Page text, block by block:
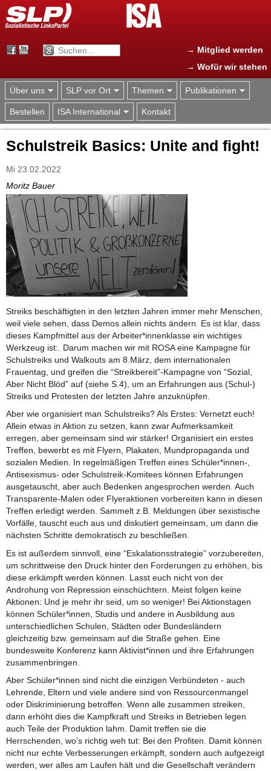
Jump to navigation
→ Mitglied werden
→ Wofür wir stehen
Über uns SLP vor Ort Themen Publikationen
Bestellen ISA International Kontakt
Schulstreik Basics: Unite and fight!
Mi 23.02.2022
Moritz Bauer
Streiks beschäftigten in den letzten Jahren immer mehr Menschen,
weil viele sehen, dass Demos allein nichts ändern. Es ist klar, dass
dieses Kampfmittel aus der Arbeiter*innenklasse ein wichtiges
Werkzeug ist:. Darum machen wir mit ROSA eine Kampagne für
Schulstreiks und Walkouts am 8.März, dem internationalen
Frauentag, und greifen die “Streikbereit”-Kampagne von “Sozial,
Aber Nicht Blöd” auf (siehe S.4), um an Erfahrungen aus (Schul-)
Streiks und Protesten der letzten Jahre anzuknüpfen.
Aber wie organisiert man Schulstreiks? Als Erstes: Vernetzt euch!
Allein etwas in Aktion zu setzen, kann zwar Aufmerksamkeit
erregen, aber gemeinsam sind wir stärker! Organisiert ein erstes
Treffen, bewerbt es mit Flyern, Plakaten, Mundpropaganda und
sozialen Medien. In regelmäßigen Treffen eines Schüler*innen-,
Antisexismus- oder Schulstreik-Komitees können Erfahrungen
ausgetauscht, aber auch Bedenken angesprochen werden. Auch
Transparente-Malen oder Flyeraktionen vorbereiten kann in diesen
Treffen erledigt werden. Sammelt z.B. Meldungen über sexistische
Vorfälle, tauscht euch aus und diskutiert gemeinsam, um dann die
nächsten Schritte demokratisch zu beschließen.
Es ist außerdem sinnvoll, eine “Eskalationsstrategie” vorzubereiten,
um schrittweise den Druck hinter den Forderungen zu erhöhen, bis
diese erkämpft werden können. Lasst euch nicht von der
Androhung von Repression einschüchtern. Meist folgen keine
Aktionen: Und je mehr ihr seid, um so weniger! Bei Aktionstagen
können Schüler*innen, Studis und andere in Ausbildung aus
unterschiedlichen Schulen, Städten oder Bundesländern
gleichzeitig bzw. gemeinsam auf die Straße gehen. Eine
bundesweite Konferenz kann Aktivist*innen und ihre Erfahrungen
zusammenbringen.
Aber Schüler*innen sind nicht die einzigen Verbündeten - auch
Lehrende, Eltern und viele andere sind von Ressourcenmangel
oder Diskriminierung betroffen. Wenn alle zusammen streiken,
dann erhöht dies die Kampfkraft und Streiks in Betrieben legen
auch Teile der Produktion lahm. Damit treffen sie die
Herrschenden, wo’s richtig weh tut: Bei den Profiten. Damit können
nicht nur echte Verbesserungen erkämpft, sondern auch aufgezeigt
werden, wer alles am Laufen hält und die Gesellschaft verändern